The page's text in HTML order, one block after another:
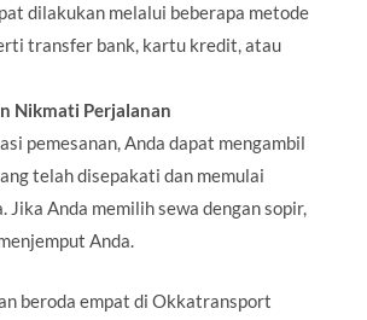
dilakukan melalui beberapa metode
transfer bank, kartu kredit, atau
Nikmati Perjalanan
pemesanan, Anda dapat mengambil
telah disepakati dan memulai
Jika Anda memilih sewa dengan sopir,
Anda.
beroda empat di Okkatransport